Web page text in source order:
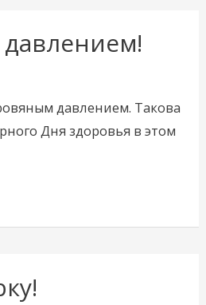
давлением!
давлением. Такова
Дня здоровья в этом